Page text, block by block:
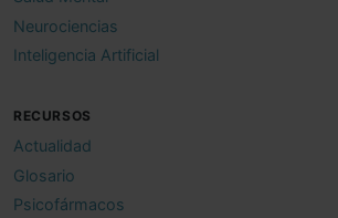
Neurociencias
Inteligencia Artificial
RECURSOS
Actualidad
Glosario
Psicofármacos